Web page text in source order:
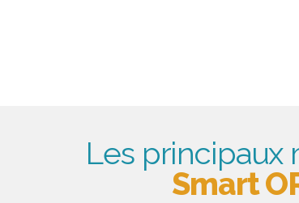
Les principaux
Smart